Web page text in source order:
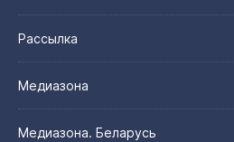
Рассылка
Медиазона
Медиазона. Беларусь